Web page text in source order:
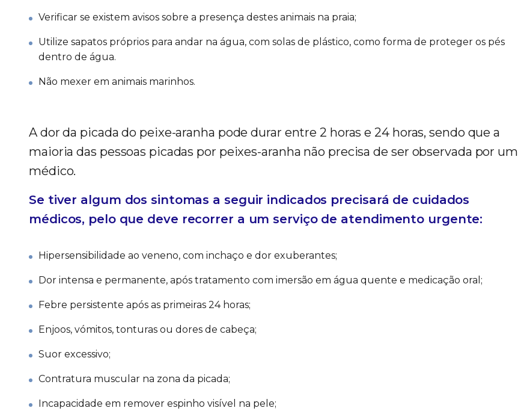
Verificar se existem avisos sobre a presença destes animais na praia;
Utilize sapatos próprios para andar na água, com solas de plástico, como forma de proteger os pés
dentro de água.
Não mexer em animais marinhos.
A dor da picada do peixe-aranha pode durar entre 2 horas e 24 horas, sendo que a
maioria das pessoas picadas por peixes-aranha não precisa de ser observada por um
médico.
Se tiver algum dos sintomas a seguir indicados precisará de cuidados
médicos, pelo que deve recorrer a um serviço de atendimento urgente:
Hipersensibilidade ao veneno, com inchaço e dor exuberantes;
Dor intensa e permanente, após tratamento com imersão em água quente e medicação oral;
Febre persistente após as primeiras 24 horas;
Enjoos, vómitos, tonturas ou dores de cabeça;
Suor excessivo;
Contratura muscular na zona da picada;
Incapacidade em remover espinho visível na pele;